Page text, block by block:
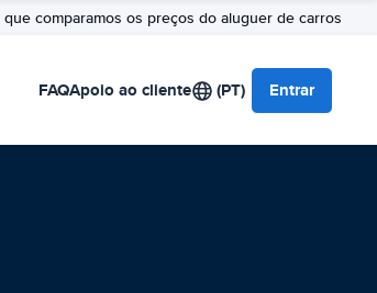
que comparamos os preços do aluguer de carros
FAQApoio ao cliente (PT) Entrar